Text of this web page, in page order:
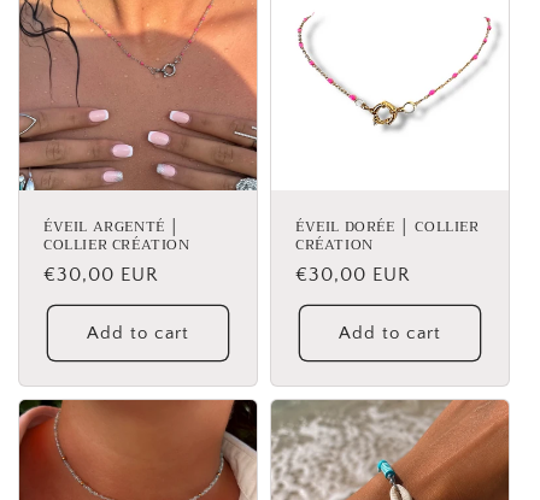
ÉVEIL ARGENTÉ │
COLLIER CRÉATION
Regular
price
€30,00 EUR
Add to cart
ÉVEIL DORÉE │ COLLIER
CRÉATION
Regular
price
€30,00 EUR
Add to cart